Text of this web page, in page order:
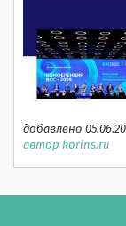
добавлено
автор korins.ru